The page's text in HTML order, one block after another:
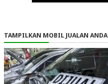
TAMPILKAN MOBIL JUALAN ANDA